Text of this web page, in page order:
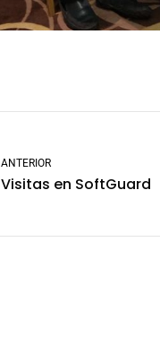
ANTERIOR
Visitas en SoftGuard